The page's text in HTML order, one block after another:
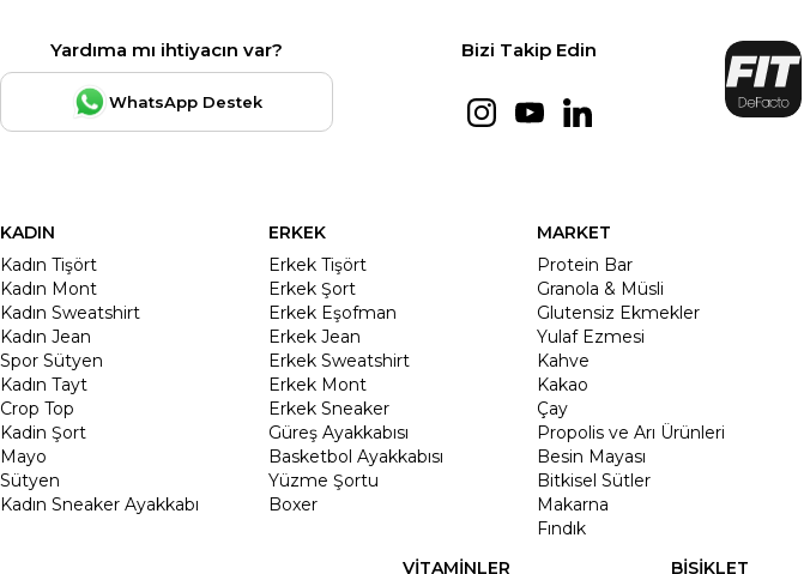
Yardıma mı ihtiyacın var?
WhatsApp Destek
Bizi Takip Edin
KADIN
Kadın Tişört
Kadın Mont
Kadın Sweatshirt
Kadın Jean
Spor Sütyen
Kadın Tayt
Crop Top
Kadin Şort
Mayo
Sütyen
Kadın Sneaker Ayakkabı
ERKEK
Erkek Tişört
Erkek Şort
Erkek Eşofman
Erkek Jean
Erkek Sweatshirt
Erkek Mont
Erkek Sneaker
Güreş Ayakkabısı
Basketbol Ayakkabısı
Yüzme Şortu
Boxer
MARKET
Protein Bar
Granola & Müsli
Glutensiz Ekmekler
Yulaf Ezmesi
Kahve
Kakao
Çay
Propolis ve Arı Ürünleri
Besin Mayası
Bitkisel Sütler
Makarna
Fındık
VİTAMİNLER
BİSİKLET